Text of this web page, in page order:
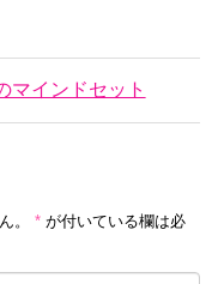
マインドセット
。 * が付いている欄は必